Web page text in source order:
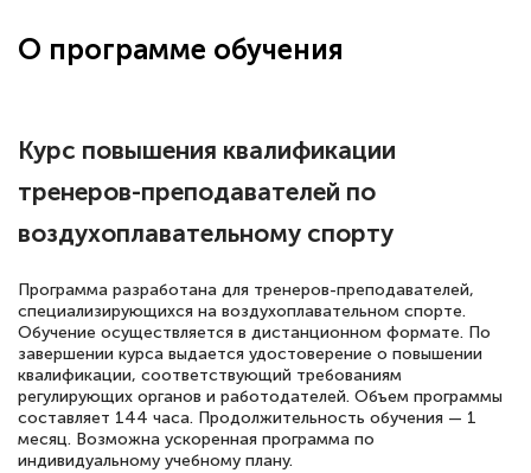
большое количество методических
Елена Кравченко
18 марта 2026
Выражаю благодарность за курс
повышения квалификации "Эксперт ЕГЭ по
русскому языку и литературе". Много
полезных материалов помогли
О программе обучения
Курс повышения квалификации
тренеров-преподавателей по
воздухоплавательному спорту
Программа разработана для тренеров-преподавателей,
специализирующихся на воздухоплавательном спорте.
Обучение осуществляется в дистанционном формате. По
завершении курса выдается удостоверение о повышении
квалификации, соответствующий требованиям
регулирующих органов и работодателей. Объем программы
составляет 144 часа. Продолжительность обучения — 1
месяц. Возможна ускоренная программа по
индивидуальному учебному плану.